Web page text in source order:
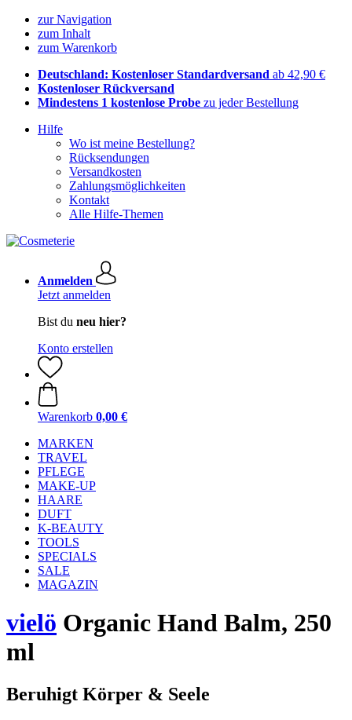
zur Navigation
zum Inhalt
zum Warenkorb
Deutschland: Kostenloser Standardversand ab 42,90 €
Kostenloser Rückversand
Mindestens 1 kostenlose Probe zu jeder Bestellung
Hilfe
Wo ist meine Bestellung?
Rücksendungen
Versandkosten
Zahlungsmöglichkeiten
Kontakt
Alle Hilfe-Themen
Anmelden
Jetzt anmelden
Bist du neu hier?
Konto erstellen
Warenkorb 0,00 €
MARKEN
TRAVEL
PFLEGE
MAKE-UP
HAARE
DUFT
K-BEAUTY
TOOLS
SPECIALS
SALE
MAGAZIN
vielö Organic Hand Balm, 250
ml
Beruhigt Körper & Seele